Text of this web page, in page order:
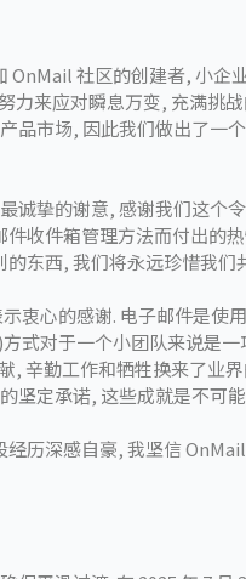
OnMail 社区的创建者, 小企
力来应对瞬息万变, 充满挑
品市场, 因此我们做出了一
诚挚的谢意, 感谢我们这个
收件箱管理方法而付出的
东西, 我们将永远珍惜我们
衷心的感谢. 电子邮件是使
式对于一个小团队来说是
, 辛勤工作和牺牲换来了业
坚定承诺, 这些成就是不可
历深感自豪, 我坚信